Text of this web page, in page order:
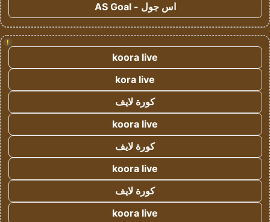
اس جول - AS Goal
!
koora live
kora live
كورة لايف
koora live
كورة لايف
koora live
كورة لايف
koora live